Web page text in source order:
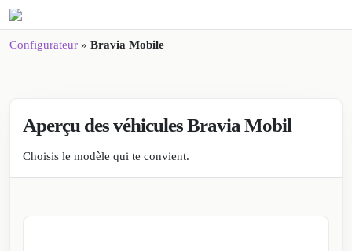
Configurateur » Bravia Mobile
Bravia Mobile
Aperçu des véhicules Bravia Mobil
Choisis le modèle qui te convient.